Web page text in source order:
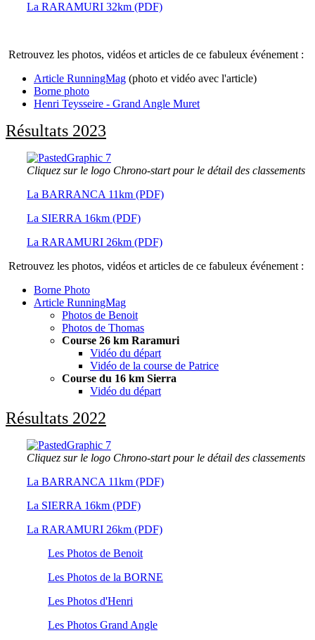
La RARAMURI 32km (PDF)
Retrouvez les photos, vidéos et articles de ce fabuleux événement :
Article RunningMag (photo et vidéo avec l'article)
Borne photo
Henri Teysseire - Grand Angle Muret
Résultats 2023
Cliquez sur le logo Chrono-start pour le détail des classements
La BARRANCA 11km (PDF)
La SIERRA 16km (PDF)
La RARAMURI 26km (PDF)
Retrouvez les photos, vidéos et articles de ce fabuleux événement :
Borne Photo
Article RunningMag
Photos de Benoit
Photos de Thomas
Course 26 km Raramuri
Vidéo du départ
Vidéo de la course de Patrice
Course du 16 km Sierra
Vidéo du départ
Résultats 2022
Cliquez sur le logo Chrono-start pour le détail des classements
La BARRANCA 11km (PDF)
La SIERRA 16km (PDF)
La RARAMURI 26km (PDF)
Les Photos de Benoit
Les Photos de la BORNE
Les Photos d'Henri
Les Photos Grand Angle